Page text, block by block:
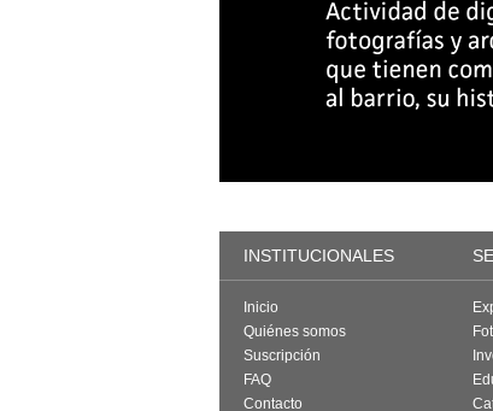
INSTITUCIONALES
Inicio
Quiénes somos
Suscripción
FAQ
Contacto